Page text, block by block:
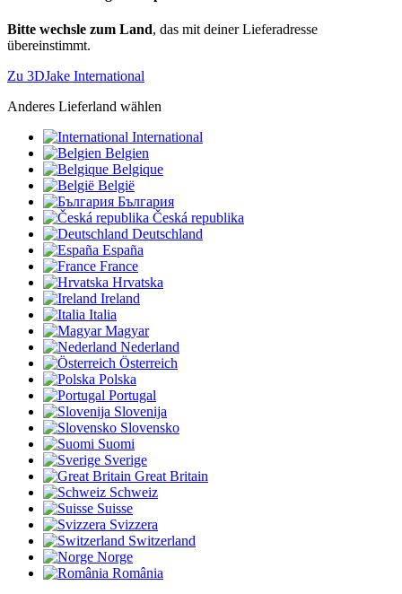
Bitte wechsle zum Land, das mit deiner Lieferadresse
übereinstimmt.
Zu 3DJake International
Anderes Lieferland wählen
International
Belgien
Belgique
België
България
Česká republika
Deutschland
España
France
Hrvatska
Ireland
Italia
Magyar
Nederland
Österreich
Polska
Portugal
Slovenija
Slovensko
Suomi
Sverige
Great Britain
Schweiz
Suisse
Svizzera
Switzerland
Norge
România